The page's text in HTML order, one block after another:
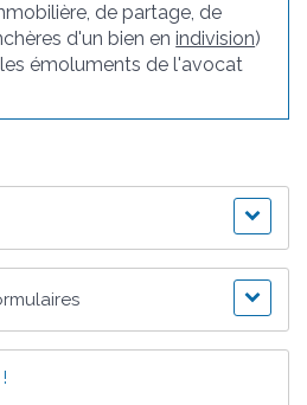
de partage, de
d'un bien enindivision)
émoluments de l'avocat